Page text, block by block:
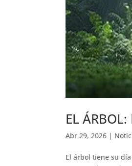
EL
Abr 29, 2026 |
El árbol tiene su